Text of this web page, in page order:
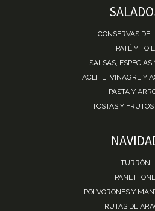
CONSERVAS
PATÉ Y FOIE
SALSAS, ESPECIAS
ACEITE, VINAGRE Y
PASTA Y
TOSTAS Y FRUTOS
TURRÓN
PANETTONE
POLVORONES Y
FRUTAS DE